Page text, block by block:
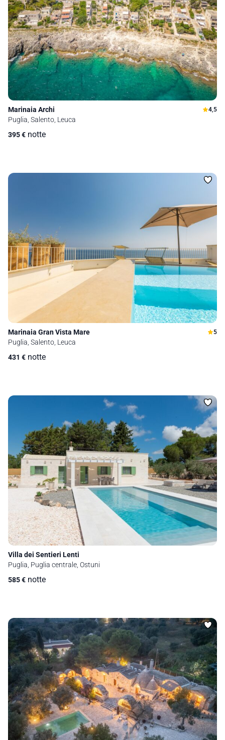
Marinaia Archi 4,5
Puglia, Salento, Leuca
395€ notte
Marinaia Gran Vista Mare 5
Puglia, Salento, Leuca
431 € notte
Villa dei Sentieri Lenti
Puglia, Puglia centrale, Ostuni
585€ notte